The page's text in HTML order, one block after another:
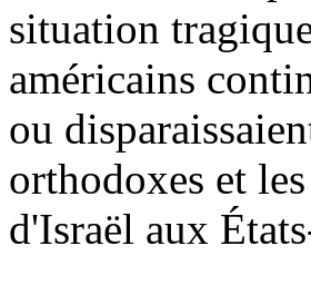
situation
américains
ou
orthodoxes et
d'Israël aux